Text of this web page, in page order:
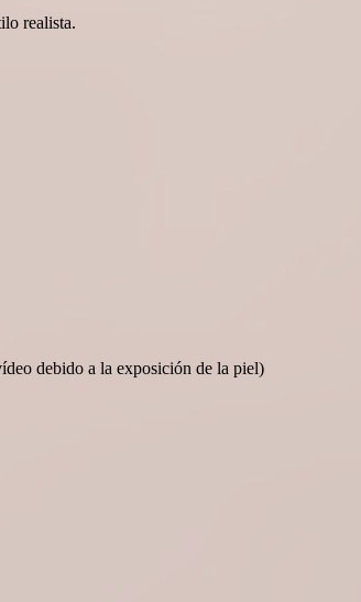
realista.
debido a la exposición de la piel)